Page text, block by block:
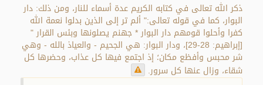
ذكر الله تعالى في كتابه الكريم عدة أسماء للنار، ومن ذلك: دار
البوار، كما في قوله تعالى:" ألم تر إلى الذين بدلوا نعمة الله
كفرا وأحلوا قومهم دار البوار * جهنم يصلونها وبئس القرار "
[إبراهيم: 28-29]، ودار البوار: هي الجحيم - والعياذ بالله - وهي
شر محبس وأفظع مكان؛ إذ اجتمع فيها كل عذاب، وحضرها كل
شقاء، وزال عنها كل سرور.